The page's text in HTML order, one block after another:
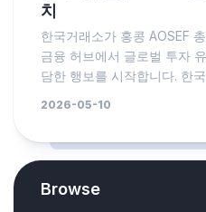
치
한국거래소가 홍콩 AOSEF
금융 허브에서 글로벌 투자
담한 행보를 시작합니다. 한
2026-05-10
Browse